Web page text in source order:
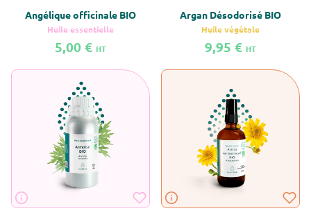
Angélique officinale BIO
Huile essentielle
5,00 € HT
Argan Désodorisé BIO
Huile végétale
9,95 € HT